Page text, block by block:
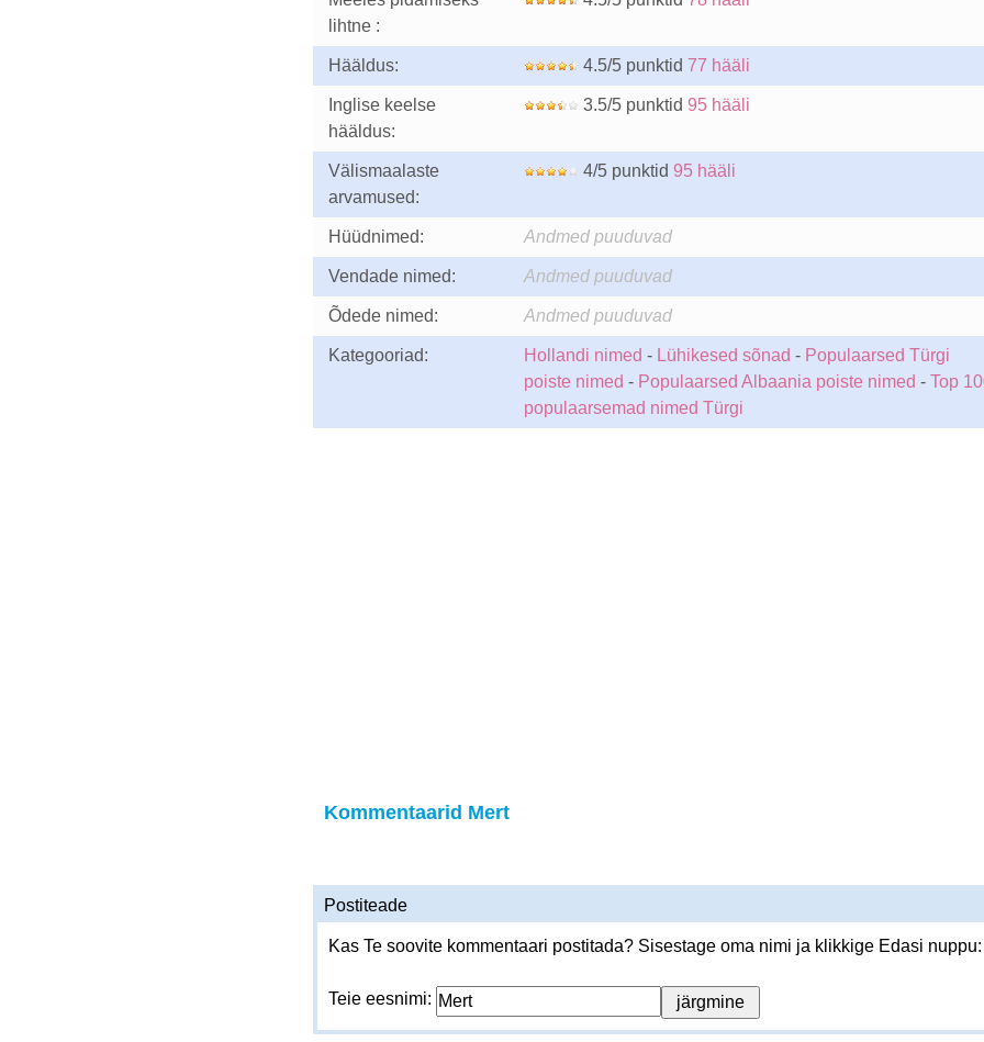
lihtne :
Hääldus: 4.5/5 punktid 77 hääli
Inglise keelse
hääldus:
3.5/5 punktid 95 hääli
Välismaalaste
arvamused:
4/5 punktid 95 hääli
Hüüdnimed: Andmed puuduvad
Vendade nimed: Andmed puuduvad
Õdede nimed: Andmed puuduvad
Kategooriad: Hollandi nimed - Lühikesed sõnad - Populaarsed Türgi
poiste nimed - Populaarsed Albaania poiste nimed - Top
populaarsemad nimed Türgi
Kommentaarid Mert
Postiteade
Kas Te soovite kommentaari postitada? Sisestage oma nimi ja klikkige Edasi nuppu:
Teie eesnimi: